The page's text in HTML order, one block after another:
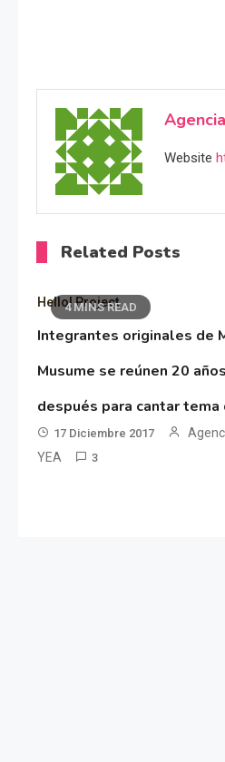
Website
Related Posts
4 MINS READ
Hello! Project
Integrantes originales de
Musume se reúnen 20 años
después para cantar tema
17 Diciembre 2017
YEA
3